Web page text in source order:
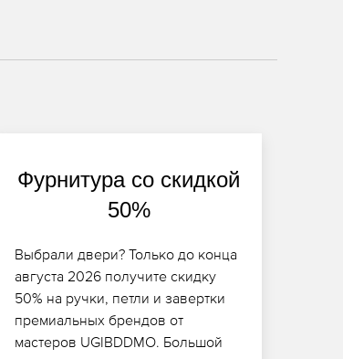
Фурнитура со скидкой
50%
Выбрали двери? Только до конца
августа 2026 получите скидку
50% на ручки, петли и завертки
премиальных брендов от
мастеров UGIBDDMO. Большой